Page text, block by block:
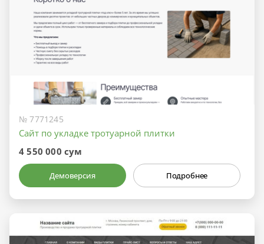
№ 7771245
Сайт по укладке тротуарной плитки
4 550 000 сум
Демоверсия Подробнее